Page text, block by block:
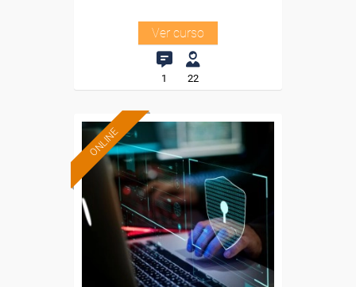
Ver curso
1 22
ONLINE